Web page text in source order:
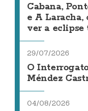
Cabana,
e A Laracha,
ver a eclipse
29/07/2026
O
Méndez
04/08/2026